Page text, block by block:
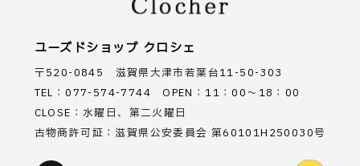
ユーズドショップ クロシェ
〒520-0845 滋賀県大津市若葉台11-50-303
TEL：077-574-7744 OPEN：11：00～18：00
CLOSE：水曜日、第二火曜日
古物商許可証：滋賀県公安委員会 第60101H250030号